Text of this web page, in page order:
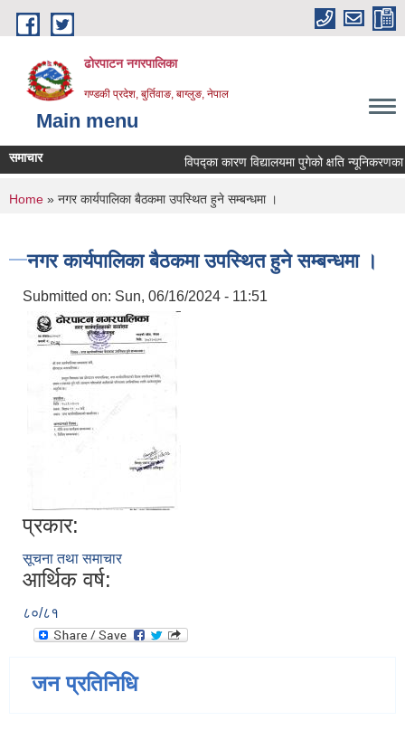
Skip to main content
ढोरपाटन नगरपालिका
गण्डकी प्रदेश, बुर्तिवाङ, बाग्लुङ, नेपाल
Main menu
समाचार विपद्का कारण विद्यालयमा पुगेको क्षति न्यूनिकरणका
You are here
Home » नगर कार्यपालिका बैठकमा उपस्थित हुने सम्बन्धमा ।
नगर कार्यपालिका बैठकमा उपस्थित हुने सम्बन्धमा ।
Submitted on: Sun, 06/16/2024 - 11:51
प्रकार:
सूचना तथा समाचार
आर्थिक वर्ष:
८०/८१
जन प्रतिनिधि